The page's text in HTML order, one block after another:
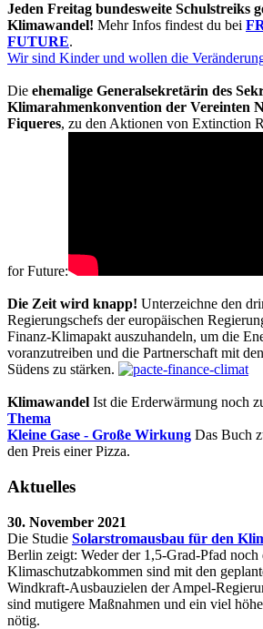
Jeden Freitag bundesweite Schulstreiks
Klimawandel! Mehr Infos findest du bei
FUTURE.
Wir sind Kinder und wollen die
Die ehemalige Generalsekretärin des
Klimarahmenkonvention der Vereinten
Fiqueres, zu den Aktionen von Extinction
for Future:
Die Zeit wird knapp! Unterzeichne den
Regierungschefs der europäischen
Finanz-Klimapakt auszuhandeln, um die
voranzutreiben und die Partnerschaft mit
Südens zu stärken.
Klimawandel Ist die Erderwärmung noch
Thema
Kleine Gase - Große Wirkung Das Buch
den Preis einer Pizza.
Aktuelles
30. November 2021
Die Studie Solarstromausbau für den
Berlin zeigt: Weder der 1,5-Grad-Pfad noch
Klimaschutzabkommen sind mit den
Windkraft-Ausbauzielen der Ampel-
sind mutigere Maßnahmen und ein viel
nötig.